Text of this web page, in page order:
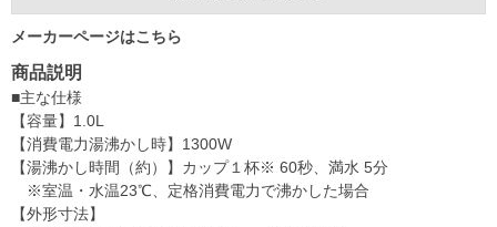
メーカーページはこちら
商品説明
■主な仕様
【容量】1.0L
【消費電力湯沸かし時】1300W
【湯沸かし時間（約）】カップ１杯※ 60秒、満水 5分
※室温・水温23℃、定格消費電力で沸かした場合
【外形寸法】